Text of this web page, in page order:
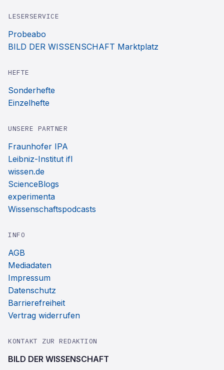
LESERSERVICE
Probeabo
BILD DER WISSENSCHAFT Marktplatz
HEFTE
Sonderhefte
Einzelhefte
UNSERE PARTNER
Fraunhofer IPA
Leibniz-Institut ifl
wissen.de
ScienceBlogs
experimenta
Wissenschaftspodcasts
INFO
AGB
Mediadaten
Impressum
Datenschutz
Barrierefreiheit
Vertrag widerrufen
KONTAKT ZUR REDAKTION
BILD DER WISSENSCHAFT